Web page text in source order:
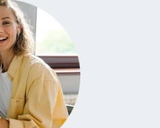
muazzam
sabırlı ve nazik, bu
kaydediyor. Uygulama,
güvenilir. Her şeyden